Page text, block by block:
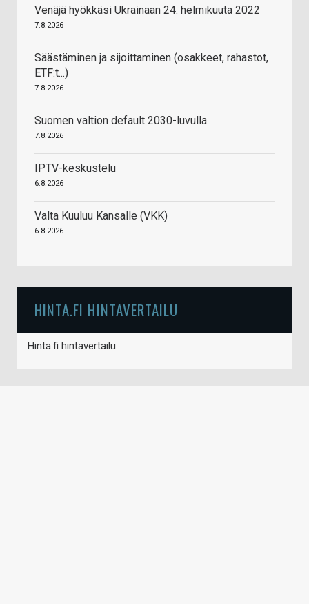
Venäjä hyökkäsi Ukrainaan 24. helmikuuta 2022
7.8.2026
Säästäminen ja sijoittaminen (osakkeet, rahastot,
ETF:t...)
7.8.2026
Suomen valtion default 2030-luvulla
7.8.2026
IPTV-keskustelu
6.8.2026
Valta Kuuluu Kansalle (VKK)
6.8.2026
HINTA.FI HINTAVERTAILU
Hinta.fi hintavertailu